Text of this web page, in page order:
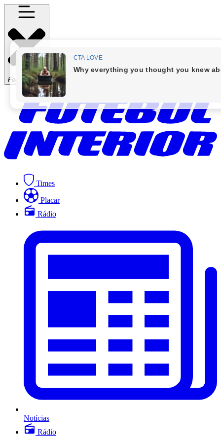
Fechar Menu
Times
Placar
Rádio
Notícias
Rádio